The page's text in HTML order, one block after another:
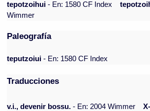
tepotzoihui- En: 1580 CF Index
Wimmer
Paleografía
teputzoiui - En: 1580 CF Index
Traducciones
v.i., devenir bossu. - En: 2004 Wimmer